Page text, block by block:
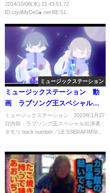
知り合った
2014/10/08(水) 21:43:51.72
ID:ctydMyDe0●.net BE:51...
ミュージックステーション
ミュージックステーション 動
画 ラブソング王スペシャル 1
月27日
ミュージックステーション 2023年1月27
日内容：ラブソング王スペシャル出演者：
タモリ back number／LE SSERAFIMSt...